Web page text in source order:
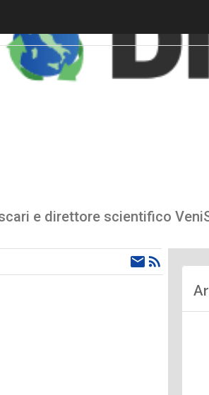
e direttore scientifico